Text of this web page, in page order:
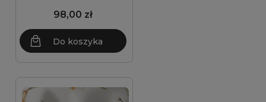
98,00 zł
Do koszyka